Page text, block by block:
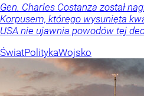
Gen. Charles Costanza został
Korpusem, którego wysunięta
USA nie ujawnia powodów tej
ŚwiatPolitykaWojsko